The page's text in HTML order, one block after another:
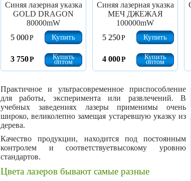
Синяя лазерная указка
GOLD DRAGON
80000mW
5 000Р Купить
3 750Р Купить
оптом
Синяя лазерная указка
МЕЧ ДЖЕЖАЯ
100000mW
5 250Р Купить
4 000Р Купить
оптом
Практичное и ультрасовременное приспособление
для работы, эксперимента или развлечений. В
учебных заведениях лазеры применимы очень
широко, великолепно замещая устаревшую указку из
дерева.
Качество продукции, находится под постоянным
контролем и соответствуетвысокому уровню
стандартов.
Цвета лазеров бывают самые разные